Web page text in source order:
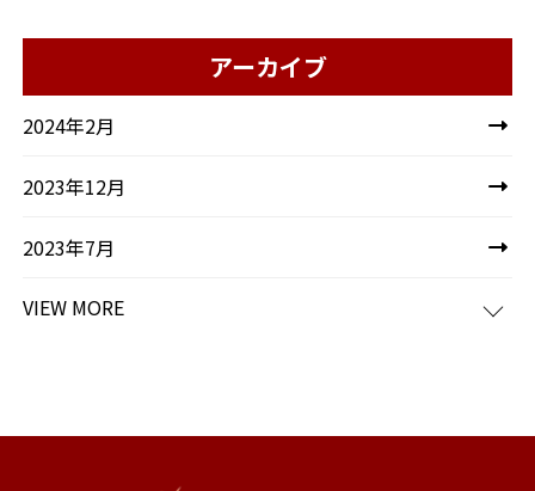
アーカイブ
2024年2月
2023年12月
2023年7月
VIEW MORE